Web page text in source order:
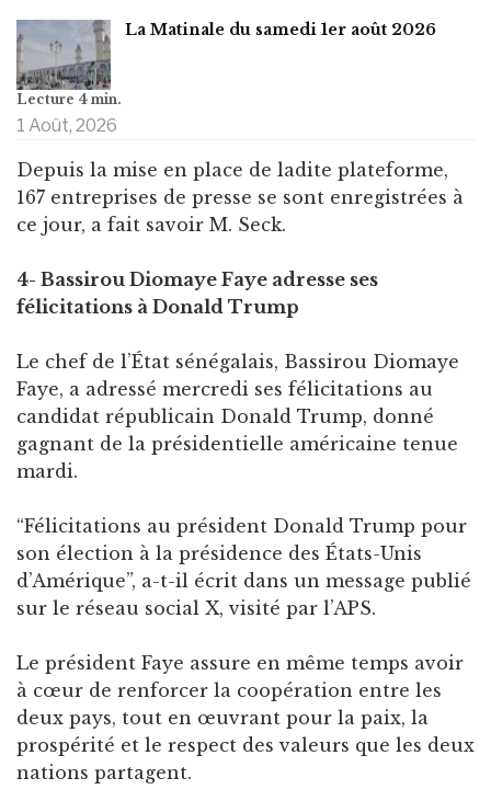
La Matinale du samedi 1er août 2026
1 Août, 2026
Depuis la mise en place de ladite plateforme,
167 entreprises de presse se sont enregistrées à
ce jour, a fait savoir M. Seck.
4- Bassirou Diomaye Faye adresse ses
félicitations à Donald Trump
Le chef de l’État sénégalais, Bassirou Diomaye
Faye, a adressé mercredi ses félicitations au
candidat républicain Donald Trump, donné
gagnant de la présidentielle américaine tenue
mardi.
“Félicitations au président Donald Trump pour
son élection à la présidence des États-Unis
d’Amérique”, a-t-il écrit dans un message publié
sur le réseau social X, visité par l’APS.
Le président Faye assure en même temps avoir
à cœur de renforcer la coopération entre les
deux pays, tout en œuvrant pour la paix, la
prospérité et le respect des valeurs que les deux
nations partagent.